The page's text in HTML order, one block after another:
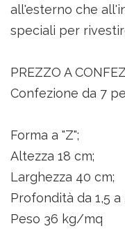
all'esterno che
speciali per
PREZZO A
Confezione da 7
Forma a "Z";
Altezza 18 cm;
Larghezza 40 cm;
Profondità da 1,5 a
Peso 36 kg/mq